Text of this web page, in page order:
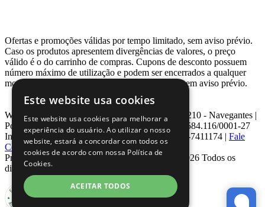
Ofertas e promoções válidas por tempo limitado, sem aviso prévio.
Caso os produtos apresentem divergências de valores, o preço
válido é o do carrinho de compras. Cupons de desconto possuem
número máximo de utilização e podem ser encerrados a qualquer
momento, de acordo com sua disponibilidade e sem aviso prévio.
Webcontinental LTDA | Travessa Venezuela, Nº 210 - Navegantes |
Porto Alegre - RS - CEP: 90.240-220 CNPJ: 08.584.116/0001-27
Inscrição Estadual: 0963171399 | Telefone: 0800-7411174 | Fale
Conosco|ouvidoria@webcontinental.com.br
Proibida reprodução total ou parcial | © 2007 - 2026 Todos os
direitos reservados - WebContinental
Este website usa cookies
Este website usa cookies para melhorar a
experiência do usuário. Ao utilizar o nosso
website, estará a concordar com todos os
cookies de acordo com nossa Política de
Cookies.
ACEITAR TODOS